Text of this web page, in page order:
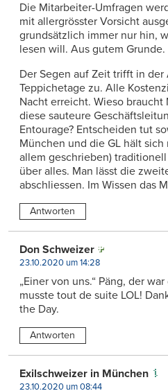
Die Mitarbeiter-Umfragen
mit allergrösster Vorsicht
grundsätzlich immer nur hin,
lesen will. Aus gutem Grunde.
Der Segen auf Zeit trifft in
Teppichetage zu. Alle
Nacht erreicht. Wieso
diese sauteure
Entourage? Entscheiden tut
München und die GL hält
allem geschrieben)
über alles. Man lässt die
abschliessen. Im Wissen das
Antworten
Don Schweizer
23.10.2020 um 14:28
„Einer von uns.“ Päng, der
musste tout de suite LOL!
the Day.
Antworten
Exilschweizer in München
23.10.2020 um 08:44